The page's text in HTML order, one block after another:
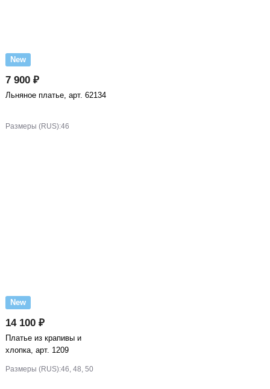
New
7 900 ₽
Льняное платье, арт. 62134
Размеры (RUS):46
New
14 100 ₽
Платье из крапивы и
хлопка, арт. 1209
Размеры (RUS):46, 48, 50